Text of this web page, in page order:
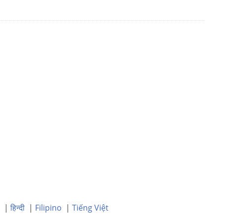
|हिन्दी | Filipino | Tiếng Việt